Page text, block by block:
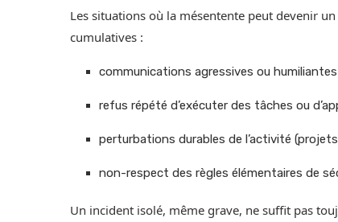
Les situations où la mésentente peut devenir
cumulatives :
communications agressives ou
refus répété d’exécuter des tâches ou
perturbations durables de l’activité
non-respect des règles élémentaires de
Un incident isolé, même grave, ne suffit pas